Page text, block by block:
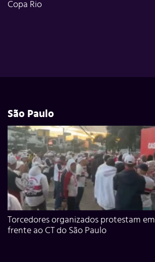
Copa Rio
São Paulo
Torcedores organizados protestam em
frente ao CT do São Paulo